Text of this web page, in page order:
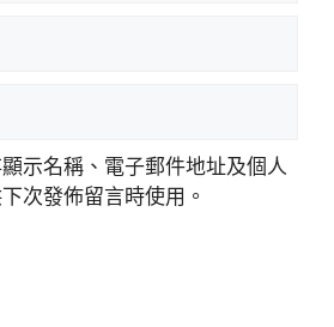
示名稱、電子郵件地址及個人
次發佈留言時使用。